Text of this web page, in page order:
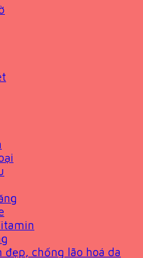
đẹp, chống lão hoá da